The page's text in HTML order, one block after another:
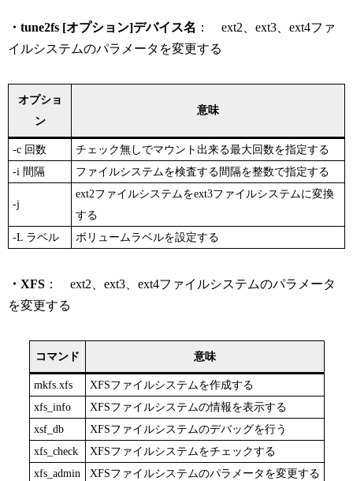
・tune2fs [オプション]デバイス名 ： ext2、ext3、ext4ファ
イルシステムのパラメータを変更する
オプショ
ン
意味
-c 回数
チェック無しでマウント出来る最大回数を指定する
-i 間隔
ファイルシステムを検査する間隔を整数で指定する
-j
ext2ファイルシステムをext3ファイルシステムに変換
する
-L ラベル
ボリュームラベルを設定する
・XFS ： ext2、ext3、ext4ファイルシステムのパラメータ
を変更する
コマンド 意味
mkfs.xfs
XFSファイルシステムを作成する
xfs_info
XFSファイルシステムの情報を表示する
xsf_db
XFSファイルシステムのデバッグを行う
xfs_check
XFSファイルシステムをチェックする
xfs_admin
XFSファイルシステムのパラメータを変更する